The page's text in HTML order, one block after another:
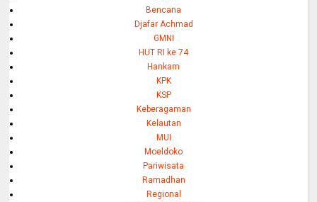
Bencana
Djafar Achmad
GMNI
HUT RI ke 74
Hankam
KPK
KSP
Keberagaman
Kelautan
MUI
Moeldoko
Pariwisata
Ramadhan
Regional